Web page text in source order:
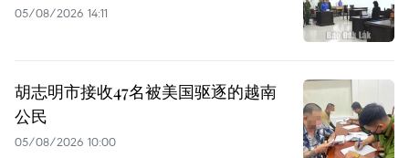
05/08/2026 14:11
胡志明市接收47名被美国驱逐的越南
公民
05/08/2026 10:00